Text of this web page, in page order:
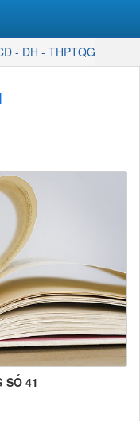
- ĐH - THPTQG
SỐ 41